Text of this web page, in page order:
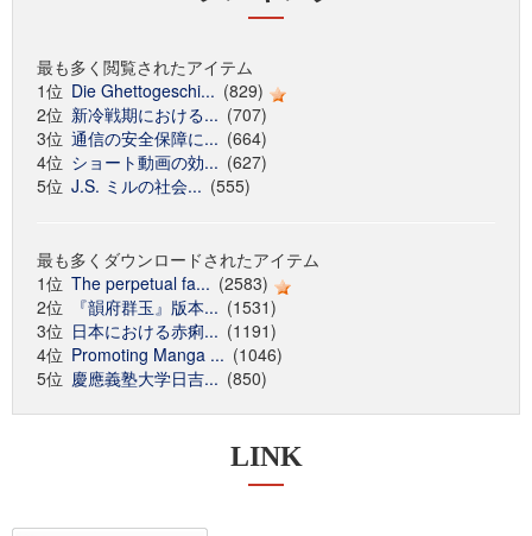
最も多く閲覧されたアイテム
1位 Die Ghettogeschi... (829)
2位 新冷戦期における... (707)
3位 通信の安全保障に... (664)
4位 ショート動画の効... (627)
5位 J.S. ミルの社会... (555)
最も多くダウンロードされたアイテム
1位 The perpetual fa... (2583)
2位
『韻府群玉』版本... (1531)
3位 日本における赤痢... (1191)
4位 Promoting Manga ... (1046)
5位 慶應義塾大学日吉... (850)
LINK